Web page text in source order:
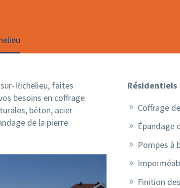
Richelieu, faites
besoins en coffrage
béton, acier
de la pierre.
Résidentiels
Coffrage
Épandage
Pompes à
Finition